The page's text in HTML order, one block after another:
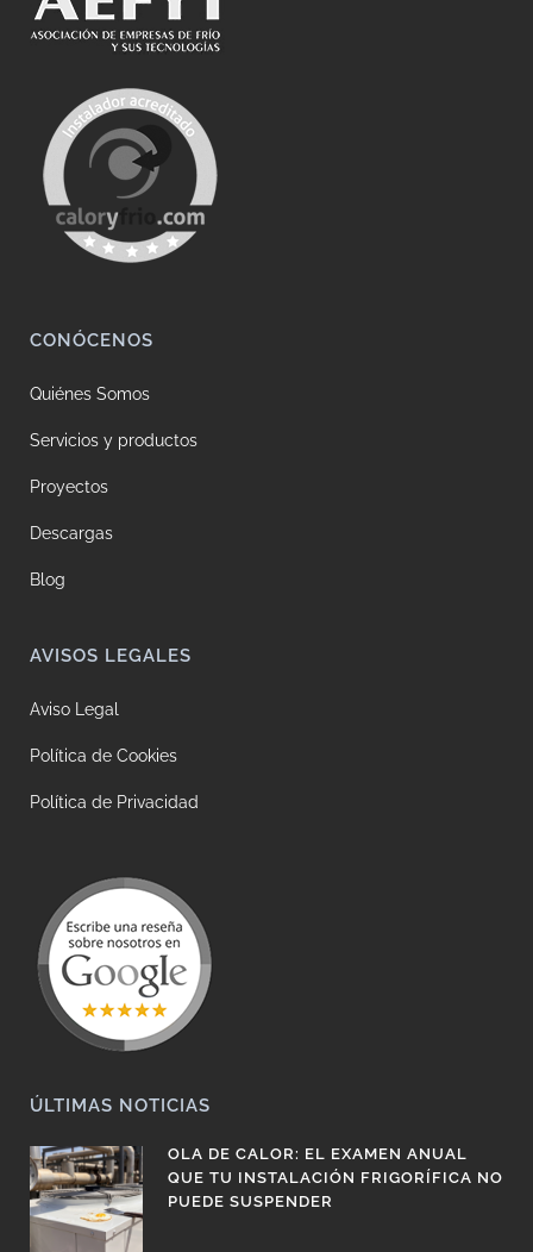
CONÓCENOS
Quiénes Somos
Servicios y productos
Proyectos
Descargas
Blog
AVISOS LEGALES
Aviso Legal
Política de Cookies
Política de Privacidad
ÚLTIMAS NOTICIAS
OLA DE CALOR: EL EXAMEN ANUAL
QUE TU INSTALACIÓN FRIGORÍFICA NO
PUEDE SUSPENDER